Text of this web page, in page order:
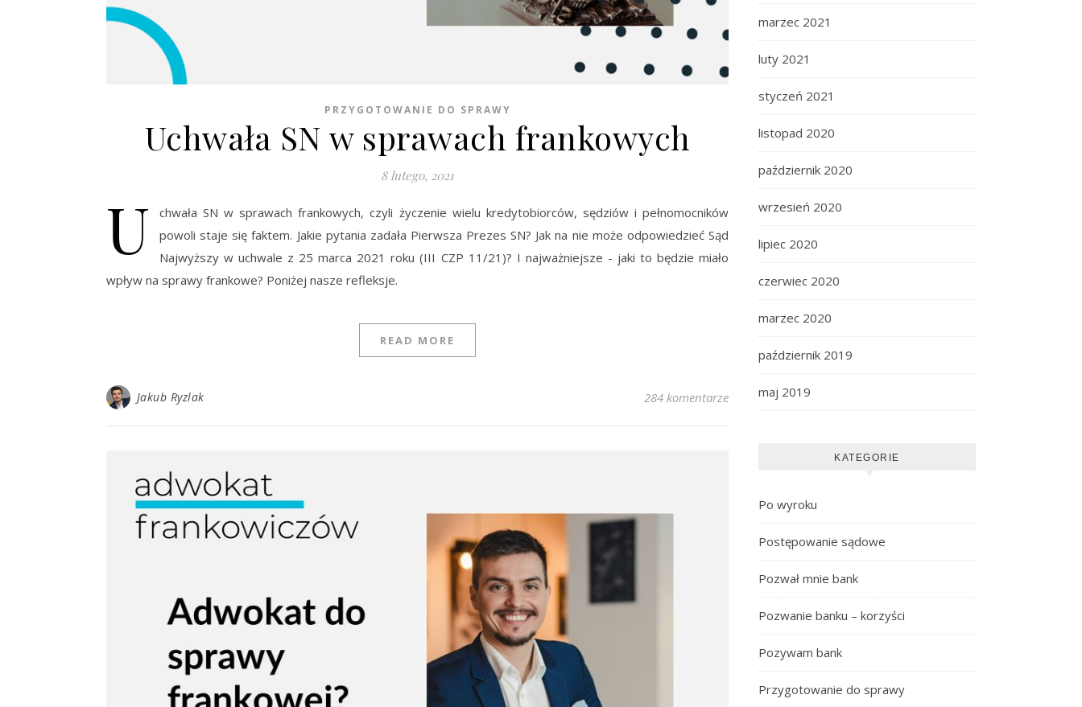
PRZYGOTOWANIE DO SPRAWY
Uchwała SN w sprawach frankowych
8 lutego, 2021
U
chwała SN w sprawach frankowych, czyli życzenie wielu kredytobiorców, sędziów i pełnomocników
powoli staje się faktem. Jakie pytania zadała Pierwsza Prezes SN? Jak na nie może odpowiedzieć Sąd
Najwyższy w uchwale z 25 marca 2021 roku (III CZP 11/21)? I najważniejsze - jaki to będzie miało
wpływ na sprawy frankowe? Poniżej nasze refleksje.
READ MORE
Jakub Ryzlak 284 komentarze
marzec 2021
luty 2021
styczeń 2021
listopad 2020
październik 2020
wrzesień 2020
lipiec 2020
czerwiec 2020
marzec 2020
październik 2019
maj 2019
KATEGORIE
Po wyroku
Postępowanie sądowe
Pozwał mnie bank
Pozwanie banku – korzyści
Pozywam bank
Przygotowanie do sprawy